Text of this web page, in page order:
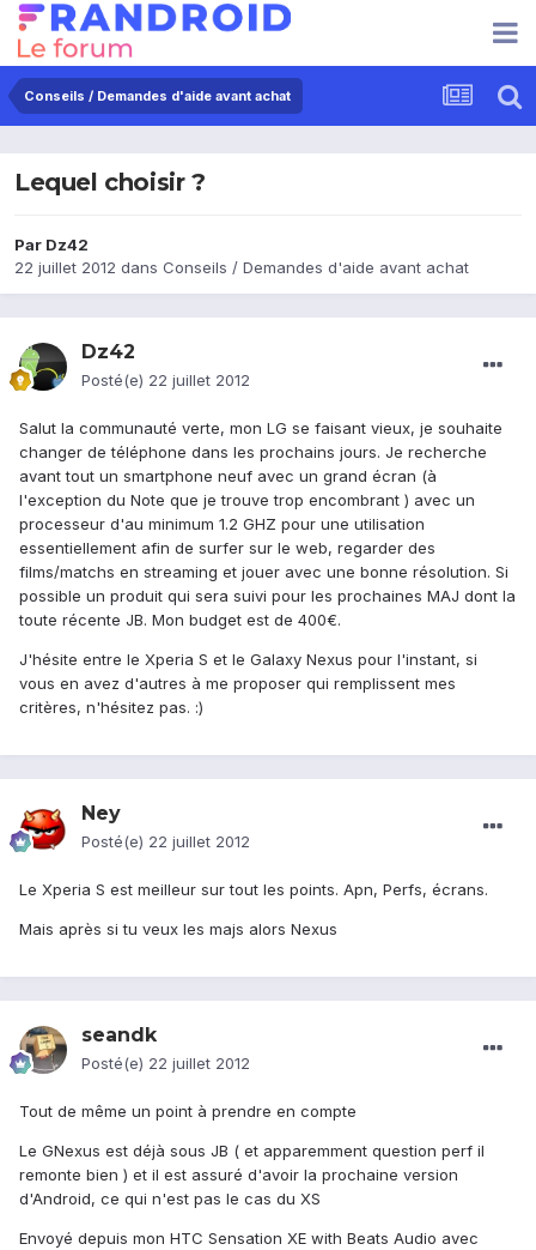
Conseils / Demandes d'aide avant achat
Lequel choisir ?
Par Dz42
22 juillet 2012 dans Conseils / Demandes d'aide avant achat
Dz42
Posté(e) 22 juillet 2012
Salut la communauté verte, mon LG se faisant vieux, je souhaite
changer de téléphone dans les prochains jours. Je recherche
avant tout un smartphone neuf avec un grand écran (à
l'exception du Note que je trouve trop encombrant ) avec un
processeur d'au minimum 1.2 GHZ pour une utilisation
essentiellement afin de surfer sur le web, regarder des
films/matchs en streaming et jouer avec une bonne résolution. Si
possible un produit qui sera suivi pour les prochaines MAJ dont la
toute récente JB. Mon budget est de 400€.
J'hésite entre le Xperia S et le Galaxy Nexus pour l'instant, si
vous en avez d'autres à me proposer qui remplissent mes
critères, n'hésitez pas. :)
Ney
Posté(e) 22 juillet 2012
Le Xperia S est meilleur sur tout les points. Apn, Perfs, écrans.
Mais après si tu veux les majs alors Nexus
seandk
Posté(e) 22 juillet 2012
Tout de même un point à prendre en compte
Le GNexus est déjà sous JB ( et apparemment question perf il
remonte bien ) et il est assuré d'avoir la prochaine version
d'Android, ce qui n'est pas le cas du XS
Envoyé depuis mon HTC Sensation XE with Beats Audio avec